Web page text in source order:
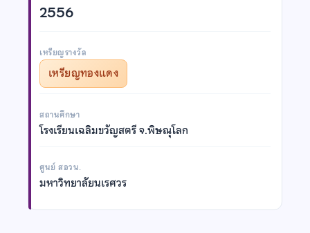
2556
เหรียญรางวัล
เหรียญทองแดง
สถานศึกษา
โรงเรียนเฉลิมขวัญสตรี จ.พิษณุโลก
ศูนย์ สอวน.
มหาวิทยาลัยนเรศวร